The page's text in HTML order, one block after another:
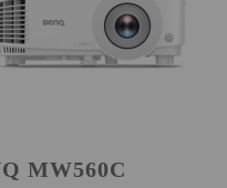
MW560C